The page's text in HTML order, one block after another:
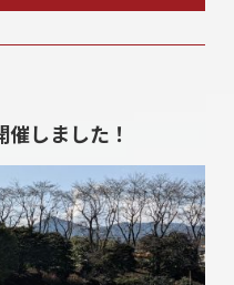
しました！